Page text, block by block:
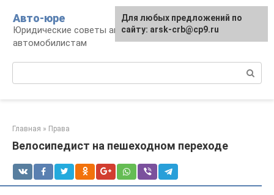
контенту
Авто-юре
Юридические советы автовладельцам и
автомобилистам
Главная » Права
Велосипедист на пешеходном переходе
Для любых предложений по
сайту: arsk-crb@cp9.ru